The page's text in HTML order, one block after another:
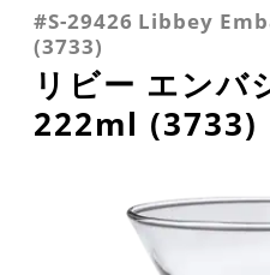
リビー
#S-29426 Libbey
(3733)
リビー エンバ
222ml (3733)